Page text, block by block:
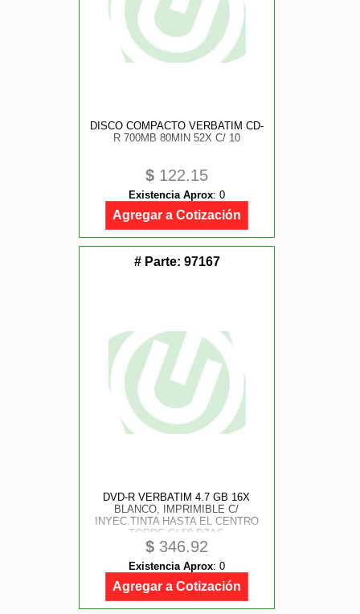
DISCO COMPACTO VERBATIM CD-
R 700MB 80MIN 52X C/ 10
$ 122.15
Existencia Aprox: 0
Agregar a Cotización
# Parte: 97167
DVD-R VERBATIM 4.7 GB 16X
BLANCO, IMPRIMIBLE C/
INYEC.TINTA HASTA EL CENTRO
TORRE C/ 50 PZAS
$ 346.92
Existencia Aprox: 0
Agregar a Cotización